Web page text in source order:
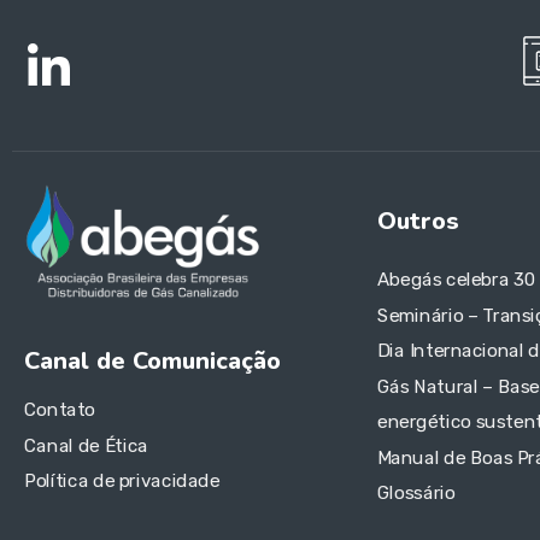
Canal de Comunicação
Contato
Canal de Ética
Política de privacidade
Outros
Abegás celebra 30
Seminário –
Dia Internacional
Gás Natural –
energético
Manual de Boas
Glossário